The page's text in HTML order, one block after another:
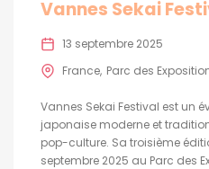
Vannes Sekai
13 septembre 2025
France Parc des
Vannes Sekai Festival est un
japonaise moderne et
pop-culture. Sa troisième
septembre 2025 au Parc des